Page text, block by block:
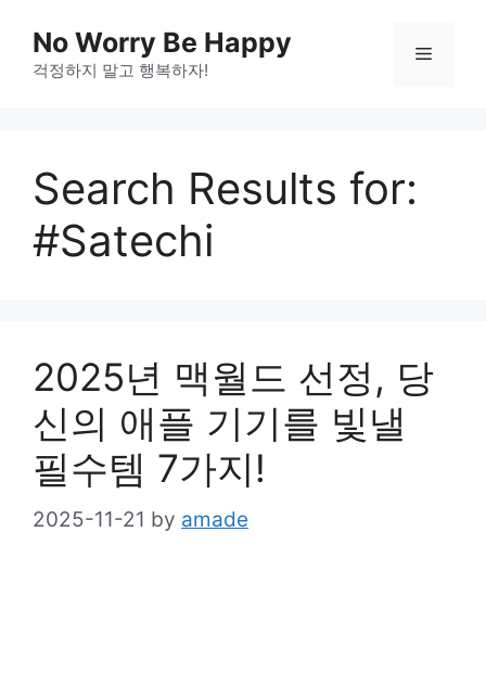
content
No Worry Be Happy
걱정하지 말고 행복하자!
Menu
Search Results for:
#Satechi
2025년 맥월드 선정, 당
신의 애플 기기를 빛낼
필수템 7가지!
2025-11-21 by amade